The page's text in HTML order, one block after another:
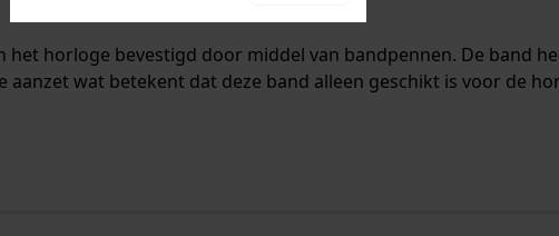
horloge bevestigd door middel van bandpennen. De band
wat betekent dat deze band alleen geschikt is voor de